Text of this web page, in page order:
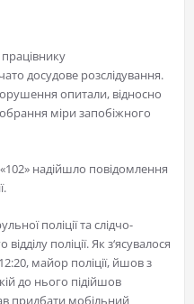
досудове розслідування.
опитали, відносно
міри запобіжного
надійшло повідомлення
поліції та слідчо-
поліції. Як з‘ясувалося
майор поліції, йшов з
до нього підійшов
придбати мобільний